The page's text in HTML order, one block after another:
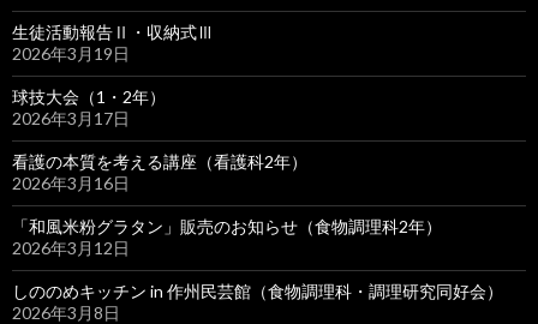
生徒活動報告Ⅱ・収納式Ⅲ
2026年3月19日
球技大会（1・2年）
2026年3月17日
看護の本質を考える講座（看護科2年）
2026年3月16日
「和風米粉グラタン」販売のお知らせ（食物調理科2年）
2026年3月12日
しののめキッチン in 作州民芸館（食物調理科・調理研究同好会）
2026年3月8日